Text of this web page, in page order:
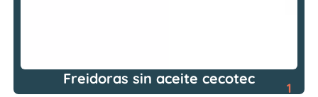
Freidoras sin aceite cecotec
1